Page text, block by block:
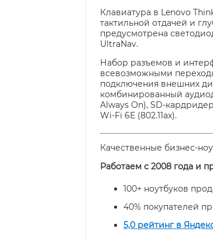
Клавиатура в Lenovo
тактильной отдачей и
предусмотрена
UltraNav.
Набор разъемов и
всевозможными
подключения внешних
комбинированный
Always On), SD-
Wi-Fi 6E (802.11ax).
Качественные бизнес-
Работаем с 2008 года и
100+ ноутбуков
40% покупателей
5,0 рейтинг в